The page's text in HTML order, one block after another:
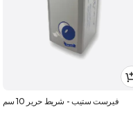
فيرست ستيب - شريط حرير 10 سم